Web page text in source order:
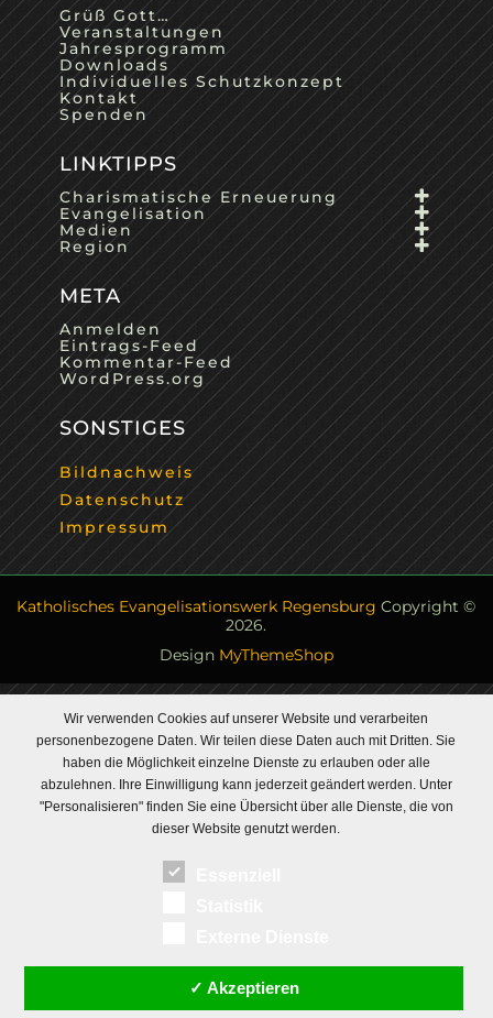
Grüß Gott…
Veranstaltungen
Jahresprogramm
Downloads
Individuelles Schutzkonzept
Kontakt
Spenden
LINKTIPPS
Charismatische Erneuerung
Evangelisation
Medien
Region
META
Anmelden
Eintrags-Feed
Kommentar-Feed
WordPress.org
SONSTIGES
Bildnachweis
Datenschutz
Impressum
Katholisches Evangelisationswerk Regensburg Copyright ©
2026.
Design MyThemeShop
Wir verwenden Cookies auf unserer Website und verarbeiten
personenbezogene Daten. Wir teilen diese Daten auch mit Dritten. Sie
haben die Möglichkeit einzelne Dienste zu erlauben oder alle
abzulehnen. Ihre Einwilligung kann jederzeit geändert werden. Unter
"Personalisieren" finden Sie eine Übersicht über alle Dienste, die von
dieser Website genutzt werden.
✓ Akzeptieren